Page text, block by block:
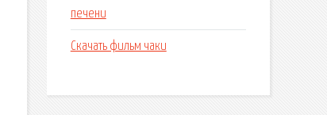
печени
Скачать фильм чаки